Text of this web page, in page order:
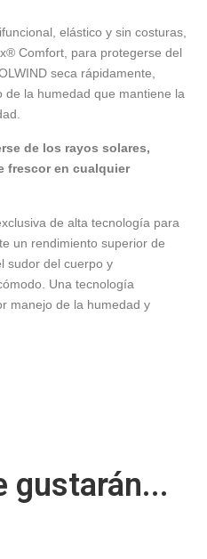
elástico y sin costuras,
Comfort, para protegerse del
seca rápidamente,
la humedad que mantiene la
de los rayos solares,
frescor en cualquier
de alta tecnología para
un rendimiento superior de
sudor del cuerpo y
Una tecnología
manejo de la humedad y
gustarán...